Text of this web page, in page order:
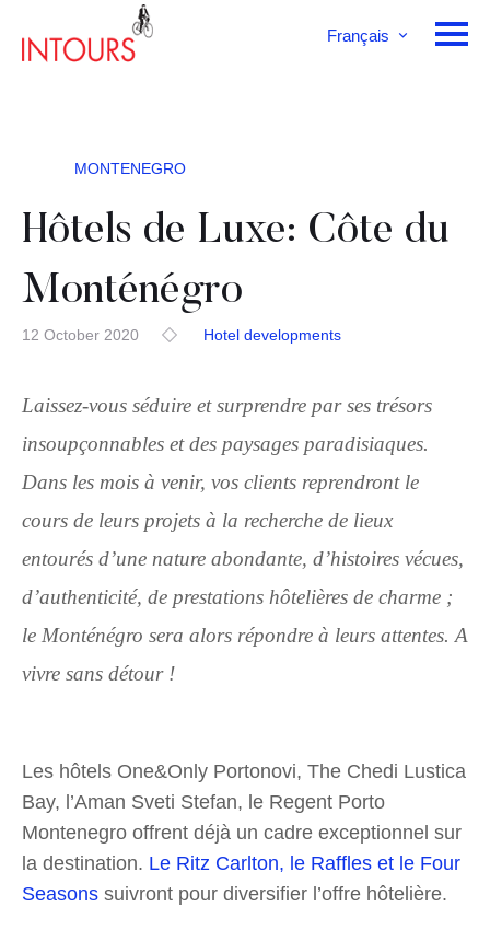
Français
MONTENEGRO
Hôtels de Luxe: Côte du
Monténégro
12 October 2020 Hotel developments
Laissez-vous séduire et surprendre par ses trésors
insoupçonnables et des paysages paradisiaques.
Dans les mois à venir, vos clients reprendront le
cours de leurs projets à la recherche de lieux
entourés d’une nature abondante, d’histoires vécues,
d’authenticité, de prestations hôtelières de charme ;
le Monténégro sera alors répondre à leurs attentes. A
vivre sans détour !
Les hôtels One&Only Portonovi, The Chedi Lustica
Bay, l’Aman Sveti Stefan, le Regent Porto
Montenegro offrent déjà un cadre exceptionnel sur
la destination. Le Ritz Carlton, le Raffles et le Four
Seasons suivront pour diversifier l’offre hôtelière.